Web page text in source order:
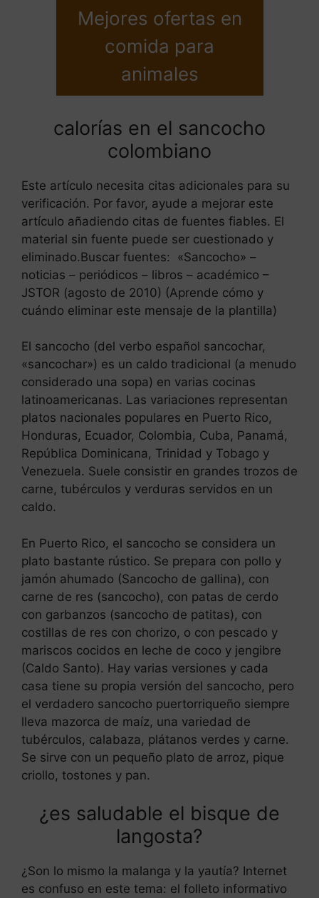
Mejores ofertas en
comida para
animales
calorías en el sancocho
colombiano
Este artículo necesita citas adicionales para su
verificación. Por favor, ayude a mejorar este
artículo añadiendo citas de fuentes fiables. El
material sin fuente puede ser cuestionado y
eliminado.Buscar fuentes: «Sancocho» –
noticias – periódicos – libros – académico –
JSTOR (agosto de 2010) (Aprende cómo y
cuándo eliminar este mensaje de la plantilla)
El sancocho (del verbo español sancochar,
«sancochar») es un caldo tradicional (a menudo
considerado una sopa) en varias cocinas
latinoamericanas. Las variaciones representan
platos nacionales populares en Puerto Rico,
Honduras, Ecuador, Colombia, Cuba, Panamá,
República Dominicana, Trinidad y Tobago y
Venezuela. Suele consistir en grandes trozos de
carne, tubérculos y verduras servidos en un
caldo.
En Puerto Rico, el sancocho se considera un
plato bastante rústico. Se prepara con pollo y
jamón ahumado (Sancocho de gallina), con
carne de res (sancocho), con patas de cerdo
con garbanzos (sancocho de patitas), con
costillas de res con chorizo, o con pescado y
mariscos cocidos en leche de coco y jengibre
(Caldo Santo). Hay varias versiones y cada
casa tiene su propia versión del sancocho, pero
el verdadero sancocho puertorriqueño siempre
lleva mazorca de maíz, una variedad de
tubérculos, calabaza, plátanos verdes y carne.
Se sirve con un pequeño plato de arroz, pique
criollo, tostones y pan.
¿es saludable el bisque de
langosta?
¿Son lo mismo la malanga y la yautía? Internet
es confuso en este tema: el folleto informativo